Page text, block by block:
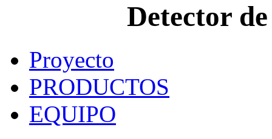
Detector
Proyecto
PRODUCTOS
EQUIPO